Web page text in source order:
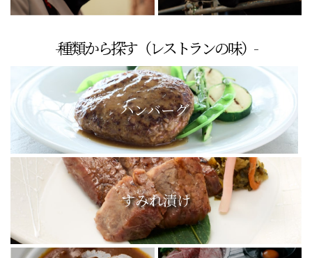
-種類から探す（レストランの味）-
ハンバーグ
すみれ漬け